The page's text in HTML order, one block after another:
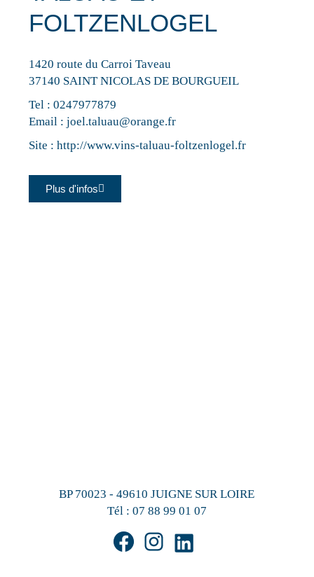
FOLTZENLOGEL
1420 route du Carroi Taveau
37140 SAINT NICOLAS DE BOURGUEIL
Tel :0247977879
Email :joel.taluau@orange.fr
Site :http://www.vins-taluau-foltzenlogel.fr
Plus d'infos
BP 70023 - 49610 JUIGNE SUR LOIRE
Tél : 07 88 99 01 07